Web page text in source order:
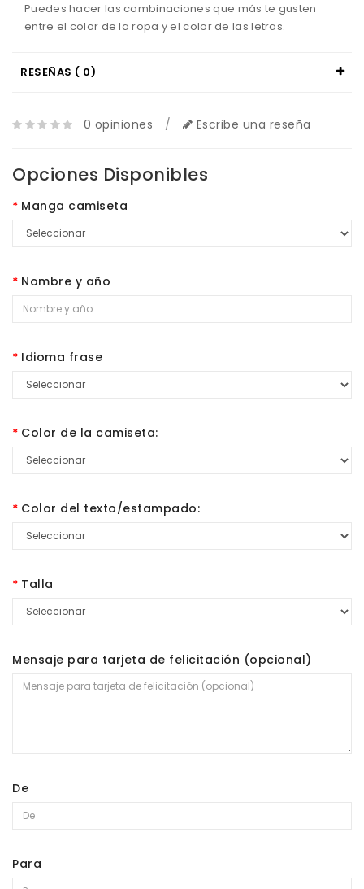
Puedes hacer las combinaciones que más te gusten
entre el color de la ropa y el colorde las letras.
RESEÑAS ( 0)
0 opiniones / Escribe una reseña
Opciones Disponibles
Manga camiseta
Nombre y año
Idioma frase
Color de la camiseta:
Color del texto/estampado:
Talla
Mensaje para tarjeta de felicitación (opcional)
De
Para